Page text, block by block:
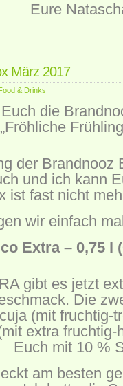
Eure
März 2017
& Drinks
die
der Brandnooz
und ich kann
ist fast nicht
wir einfach
Extra – 0,75 l
gibt es jetzt
Die
(mit fruchtig-
extra
Euch mit 10 %
am besten